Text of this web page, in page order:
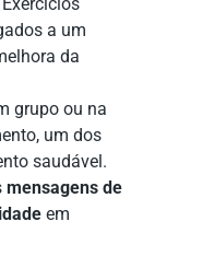
a um
da
grupo ou na
um dos
saudável.
mensagens de
em